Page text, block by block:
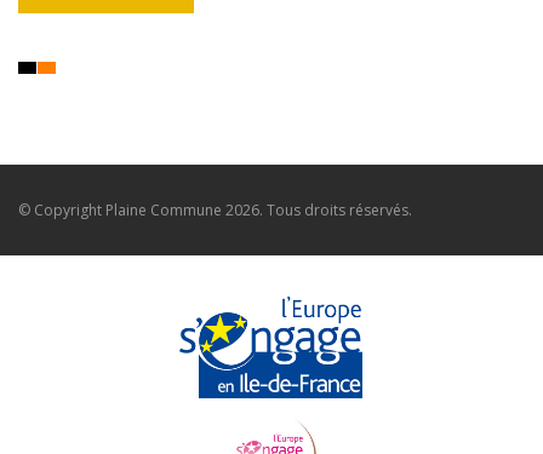
© Copyright Plaine Commune 2026. Tous droits réservés.